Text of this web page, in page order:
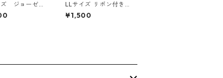
ズ ジョーゼッ
ヤード風プル
ー ブラック
LLサイズ リボン付き
サテン調 シャツブラウ
ス サックス ◆KIY-13
¥1,500